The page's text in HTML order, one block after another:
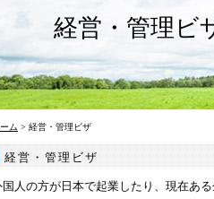
経営・管理ビ
ム > 経営・管理ビザ
経営・管理ビザ
国人の方が日本で起業したり、現在あ